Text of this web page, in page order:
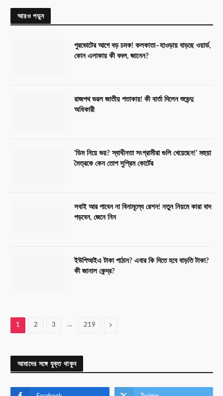
আরও পড়ুন
পুরভোটের আগে বড় চমক! কলকাতা–হাওড়ায় বাড়ছে ওয়ার্ড,
কোন এলাকায় কী বদল, জানেন?
রাজপথ ভরল জাতীয় পতাকায়! কী বার্তা দিলেন শুভেন্দু
অধিকারী
‘ডিম নিয়ে ভয়? স্বাধীনতা সংগ্রামীরা গুলি খেয়েছেন!’ মহুয়া
মৈত্রকে কেন তোপ সুপ্রিম কোর্টের
সবাই আর পাবেন না বিনামূল্যে রেশন! নতুন নিয়মে কারা বাদ
পড়বেন, জেনে নিন
ইউপিআইএ টাকা পাঠান? এবার কি দিতে হবে বাড়তি টাকা?
কী জানাল কেন্দ্র?
1 2 3 … 219 Next
আমাদের সঙ্গে যুক্ত থাকুন